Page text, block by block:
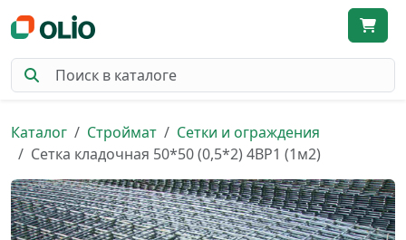
Каталог Строймат
Сетки и ограждения
Сетка кладочная 50*50 (0,5*2) 4ВР1 (1м2)